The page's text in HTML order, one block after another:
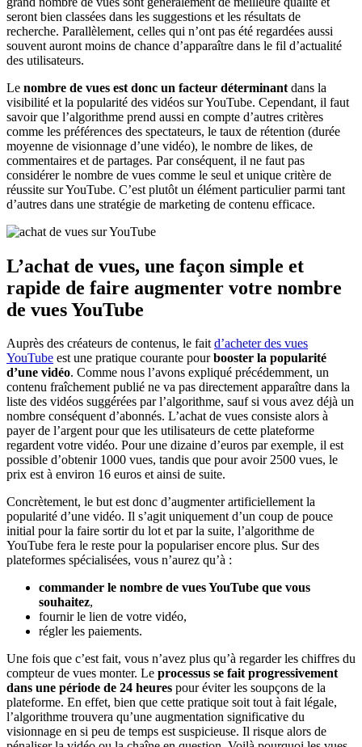
seront bien classées dans les suggestions et les résultats de
recherche. Parallèlement, celles qui n’ont pas été regardées aussi
souvent auront moins de chance d’apparaître dans le fil d’actualité
des utilisateurs.
Le nombre de vues est donc un facteur déterminant dans la
visibilité et la popularité des vidéos sur YouTube. Cependant, il faut
savoir que l’algorithme prend aussi en compte d’autres critères
comme les préférences des spectateurs, le taux de rétention (durée
moyenne de visionnage d’une vidéo), le nombre de likes, de
commentaires et de partages. Par conséquent, il ne faut pas
considérer le nombre de vues comme le seul et unique critère de
réussite sur YouTube. C’est plutôt un élément particulier parmi tant
d’autres dans une stratégie de marketing de contenu efficace.
L’achat de vues, une façon simple et
rapide de faire augmenter votre nombre
de vues YouTube
Auprès des créateurs de contenus, le faitd’acheter des vues
YouTube est une pratique courante pourbooster la popularité
d’une vidéo. Comme nous l’avons expliqué précédemment, un
contenu fraîchement publié ne va pas directement apparaître dans la
liste des vidéos suggérées par l’algorithme, sauf si vous avez déjà un
nombre conséquent d’abonnés. L’achat de vues consiste alors à
payer de l’argent pour que les utilisateurs de cette plateforme
regardent votre vidéo. Pour une dizaine d’euros par exemple, il est
possible d’obtenir 1000 vues, tandis que pour avoir 2500 vues, le
prix est à environ 16 euros et ainsi de suite.
Concrètement, le but est donc d’augmenter artificiellement la
popularité d’une vidéo. Il s’agit uniquement d’un coup de pouce
initial pour la faire sortir du lot et par la suite, l’algorithme de
YouTube fera le reste pour la populariser encore plus. Sur des
plateformes spécialisées, vous n’aurez qu’à :
commander le nombre de vues YouTube que vous
souhaitez,
fournir le lien de votre vidéo,
régler les paiements.
Une fois que c’est fait, vous n’avez plus qu’à regarder les chiffres du
compteur de vues monter. Le processus se fait progressivement
dans une période de 24 heures pour éviter les soupçons de la
plateforme. En effet, bien que cette pratique soit tout à fait légale,
l’algorithme trouvera qu’une augmentation significative du
visionnage en si peu de temps est suspicieuse. Il risque alors de